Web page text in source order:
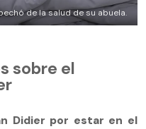
de la salud de su abuela.
sobre el
Didier por estar en el